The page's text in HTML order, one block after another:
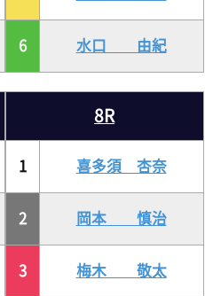
6 水口 由紀
8R
1 喜多須 杏奈
2 岡本 慎治
3 梅木 敬太